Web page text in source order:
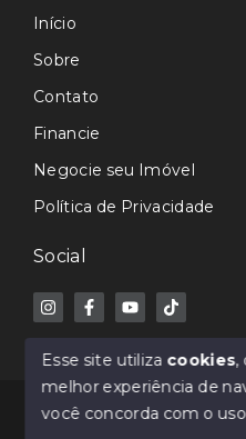
Início
Sobre
Contato
Financie
Negocie seu Imóvel
Política de Privacidade
Social
© Copyright 2026 -Olá! Estamos
Esse site utiliza cookies,
melhor experiência de
você concorda com o